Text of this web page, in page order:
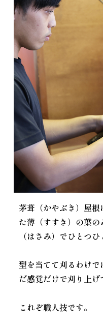
茅葺（かやぶき）屋
た薄（すすき）の葉
（はさみ）でひとつ
型を当てて刈るわけ
だ感覚だけで刈り上げ
これぞ職人技です。